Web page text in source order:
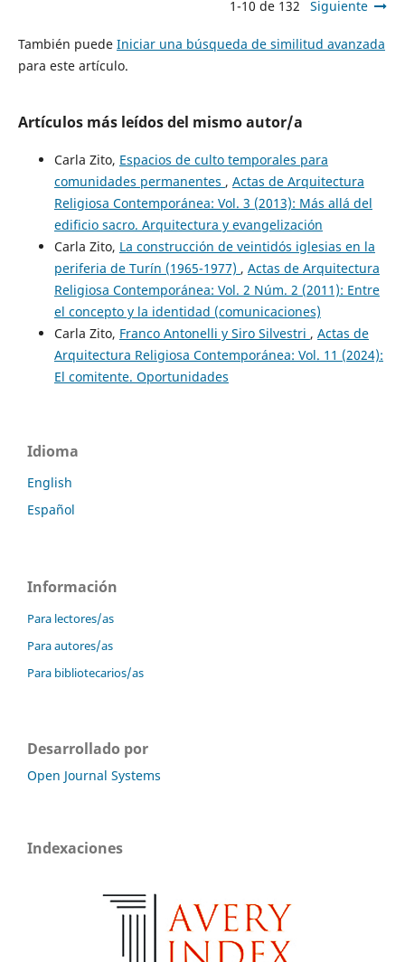
1-10 de 132 Siguiente
También puede Iniciar una búsqueda de similitud avanzada
para este artículo.
Artículos más leídos del mismo autor/a
Carla Zito, Espacios de culto temporales para
comunidades permanentes , Actas de Arquitectura
Religiosa Contemporánea: Vol. 3 (2013): Más allá del
edificio sacro. Arquitectura y evangelización
Carla Zito, La construcción de veintidós iglesias en la
periferia de Turín (1965-1977) , Actas de Arquitectura
Religiosa Contemporánea: Vol. 2 Núm. 2 (2011): Entre
el concepto y la identidad (comunicaciones)
Carla Zito, Franco Antonelli y Siro Silvestri , Actas de
Arquitectura Religiosa Contemporánea: Vol. 11 (2024):
El comitente. Oportunidades
Idioma
English
Español
Información
Para lectores/as
Para autores/as
Para bibliotecarios/as
Desarrollado por
Open Journal Systems
Indexaciones